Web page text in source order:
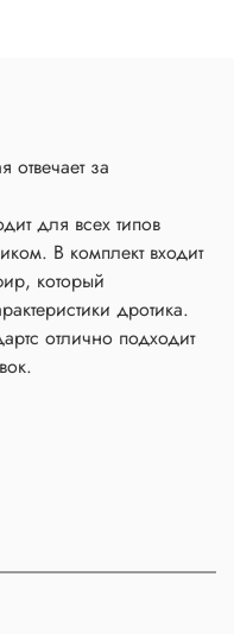
отвечает за
для всех типов
В комплект входит
который
дротика.
отлично подходит